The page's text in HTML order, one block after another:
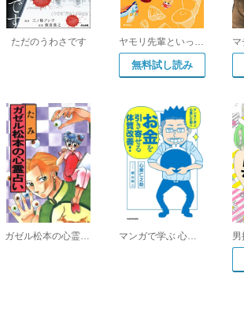
ただのうわさです ヤモリ先輩といっしょでいいんじゃね?
無料試し読み
ガゼル松本の心霊占い マンガで学ぶ 心屋仁之助の お金を引き寄せる体質改善!